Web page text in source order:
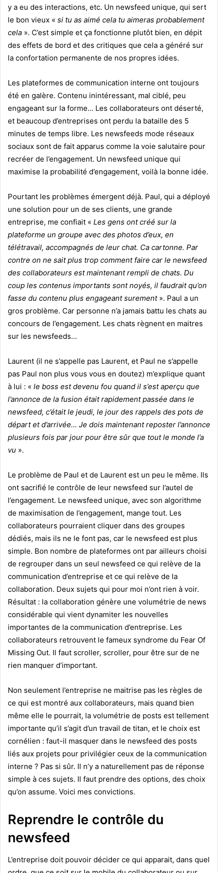
y a eu des interactions, etc. Un newsfeed unique, qui sert
le bon vieux « si tu as aimé cela tu aimeras probablement
cela ». C’est simple et ça fonctionne plutôt bien, en dépit
des effets de bord et des critiques que cela a généré sur
la confortation permanente de nos propres idées.
Les plateformes de communication interne ont toujours
été en galère. Contenu inintéressant, mal ciblé, peu
engageant sur la forme… Les collaborateurs ont déserté,
et beaucoup d’entreprises ont perdu la bataille des 5
minutes de temps libre. Les newsfeeds mode réseaux
sociaux sont de fait apparus comme la voie salutaire pour
recréer de l’engagement. Un newsfeed unique qui
maximise la probabilité d’engagement, voilà la bonne idée.
Pourtant les problèmes émergent déjà. Paul, qui a déployé
une solution pour un de ses clients, une grande
entreprise, me confiait « Les gens ont créé sur la
plateforme un groupe avec des photos d’eux, en
télétravail, accompagnés de leur chat. Ca cartonne. Par
contre on ne sait plus trop comment faire car le newsfeed
des collaborateurs est maintenant rempli de chats. Du
coup les contenus importants sont noyés, il faudrait qu’on
fasse du contenu plus engageant surement ». Paul a un
gros problème. Car personne n’a jamais battu les chats au
concours de l’engagement. Les chats règnent en maitres
sur les newsfeeds…
Laurent (il ne s’appelle pas Laurent, et Paul ne s’appelle
pas Paul non plus vous vous en doutez) m’explique quant
à lui : « le boss est devenu fou quand il s’est aperçu que
l’annonce de la fusion était rapidement passée dans le
newsfeed, c’était le jeudi, le jour des rappels des pots de
départ et d’arrivée… Je dois maintenant reposter l’annonce
plusieurs fois par jour pour être sûr que tout le monde l’a
vu ».
Le problème de Paul et de Laurent est un peu le même. Ils
ont sacrifié le contrôle de leur newsfeed sur l’autel de
l’engagement. Le newsfeed unique, avec son algorithme
de maximisation de l’engagement, mange tout. Les
collaborateurs pourraient cliquer dans des groupes
dédiés, mais ils ne le font pas, car le newsfeed est plus
simple. Bon nombre de plateformes ont par ailleurs choisi
de regrouper dans un seul newsfeed ce qui relève de la
communication d’entreprise et ce qui relève de la
collaboration. Deux sujets qui pour moi n’ont rien à voir.
Résultat : la collaboration génère une volumétrie de news
considérable qui vient dynamiter les nouvelles
importantes de la communication d’entreprise. Les
collaborateurs retrouvent le fameux syndrome du Fear Of
Missing Out. Il faut scroller, scroller, pour être sur de ne
rien manquer d’important.
Non seulement l’entreprise ne maitrise pas les règles de
ce qui est montré aux collaborateurs, mais quand bien
même elle le pourrait, la volumétrie de posts est tellement
importante qu’il s’agit d’un travail de titan, et le choix est
cornélien : faut-il masquer dans le newsfeed des posts
liés aux projets pour privilégier ceux de la communication
interne ? Pas si sûr. Il n’y a naturellement pas de réponse
simple à ces sujets. Il faut prendre des options, des choix
qu’on assume. Voici mes convictions.
Reprendre le contrôle du
newsfeed
L’entreprise doit pouvoir décider ce qui apparait, dans quel